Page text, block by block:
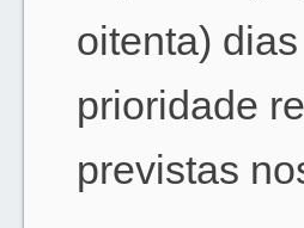
oitenta)
prioridade
previstas